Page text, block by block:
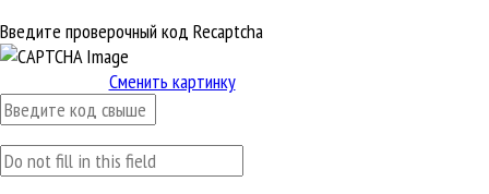
Введите проверочный код Recaptcha
Сменить картинку